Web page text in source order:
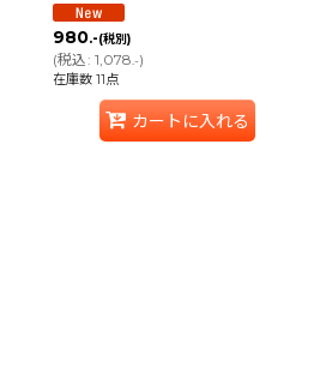
980.-(税別)
(税込: 1,078.-)
在庫数 11点
カートに入れる